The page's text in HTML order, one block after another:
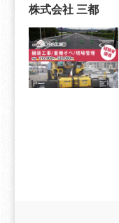
株式会社 三都